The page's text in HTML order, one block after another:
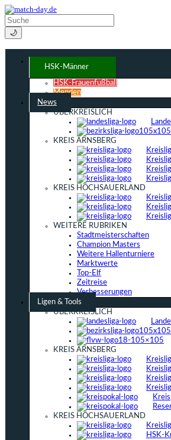
🌙
HSK-Männer
HSK-Frauenfußball
Menden
News
ÜBERKREISLICH
KREIS ARNSBERG
KREIS HOCHSAUERLAND
WEITERE RUBRIKEN
Stadtmeisterschaften
Champion Masters
Weitere Hallenturniere
Marktwerte
Top-Elf
Zeitreise
Verbesserungen
Ligen & Tools
ÜBERKREISLICH
KREIS ARNSBERG
KREIS HOCHSAUERLAND
HSK-